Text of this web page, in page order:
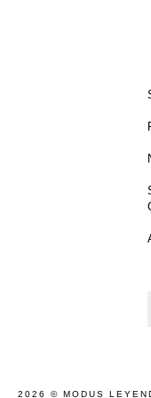
2026 © MODUS